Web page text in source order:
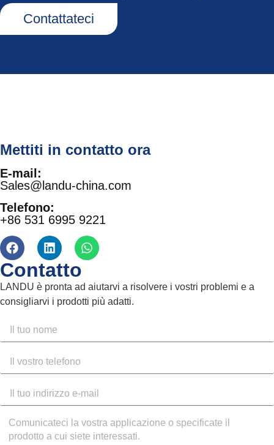
Contattateci
Mettiti in contatto ora
E-mail:
Sales@landu-china.com
Telefono:
+86 531 6995 9221
Contatto
LANDU è pronta ad aiutarvi a risolvere i vostri problemi e a
consigliarvi i prodotti più adatti.